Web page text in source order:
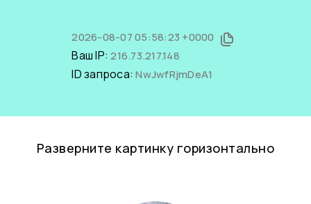
2026-08-07 05:58:23 +0000
Ваш IP:216.73.217.148
ID запроса:NwJwfRjmDeA1
Разверните картинку горизонтально